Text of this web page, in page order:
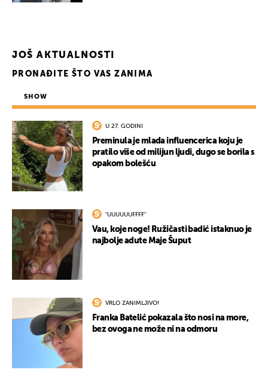
JOŠ AKTUALNOSTI
PRONAĐITE ŠTO VAS ZANIMA
SHOW
U 27. GODINI
Preminula je mlada influencerica koju je
pratilo više od milijun ljudi, dugo se borila s
opakom bolešću
"UUUUUUFFFF"
Vau, koje noge! Ružičasti badić istaknuo je
najbolje adute Maje Šuput
VRLO ZANIMLJIVO!
Franka Batelić pokazala što nosi na more,
bez ovoga ne može ni na odmoru
UKLJUČITE NOTIFIKACIJE